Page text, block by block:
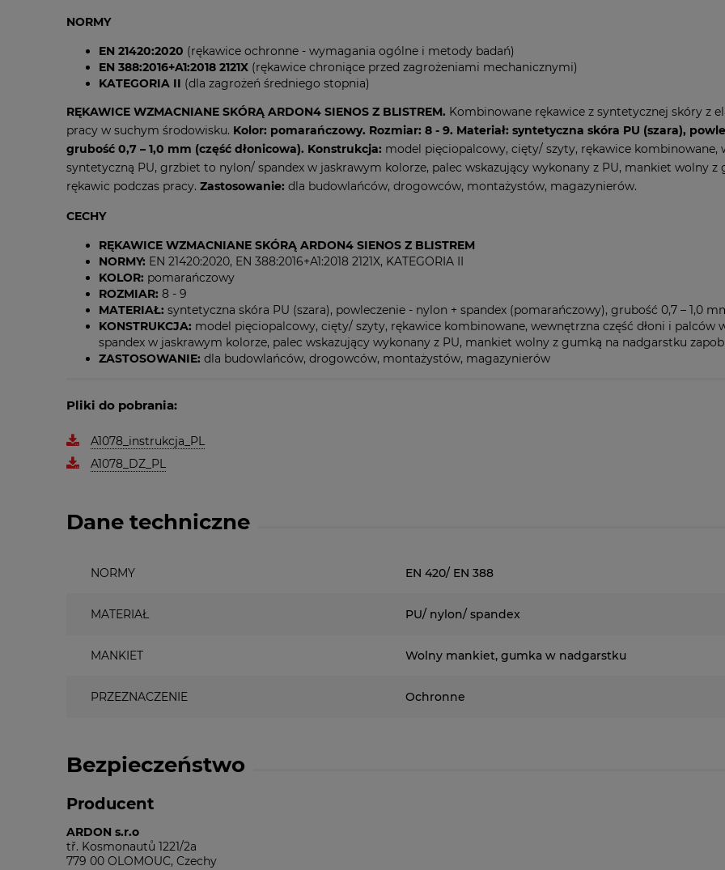
NORMY
EN 21420:2020 (rękawice ochronne - wymagania ogólne i metody badań)
EN 388:2016+A1:2018 2121X (rękawice chroniące przed zagrożeniami mechanicznymi)
KATEGORIA II (dla zagrożeń średniego stopnia)
RĘKAWICE WZMACNIANE SKÓRĄ ARDON4 SIENOS Z BLISTREM. Kombinowane rękawice z syntetycznej skóry z
pracy w suchym środowisku. Kolor: pomarańczowy. Rozmiar: 8 - 9. Materiał: syntetyczna skóra PU (szara),
grubość 0,7 – 1,0 mm (część dłonicowa). Konstrukcja: model pięciopalcowy, cięty/ szyty, rękawice kombinowane,
syntetyczną PU, grzbiet to nylon/ spandex w jaskrawym kolorze, palec wskazujący wykonany z PU, mankiet wolny
rękawic podczas pracy. Zastosowanie: dla budowlańców, drogowców, montażystów, magazynierów.
CECHY
RĘKAWICE WZMACNIANE SKÓRĄ ARDON4 SIENOS Z BLISTREM
NORMY: EN 21420:2020, EN 388:2016+A1:2018 2121X, KATEGORIA II
KOLOR: pomarańczowy
ROZMIAR: 8 - 9
MATERIAŁ: syntetyczna skóra PU (szara), powleczenie - nylon + spandex (pomarańczowy), grubość 0,7 – 1,0
KONSTRUKCJA: model pięciopalcowy, cięty/ szyty, rękawice kombinowane, wewnętrzna część dłoni i
spandex w jaskrawym kolorze, palec wskazujący wykonany z PU, mankiet wolny z gumką na nadgarstku
ZASTOSOWANIE: dla budowlańców, drogowców, montażystów, magazynierów
Pliki do pobrania:
A1078_instrukcja_PL
A1078_DZ_PL
Dane techniczne
NORMY EN 420/ EN 388
MATERIAŁ PU/ nylon/ spandex
MANKIET Wolny mankiet, gumka w nadgarstku
PRZEZNACZENIE Ochronne
Bezpieczeństwo
Producent
ARDON s.r.o
tř. Kosmonautů 1221/2a
779 00 OLOMOUC, Czechy